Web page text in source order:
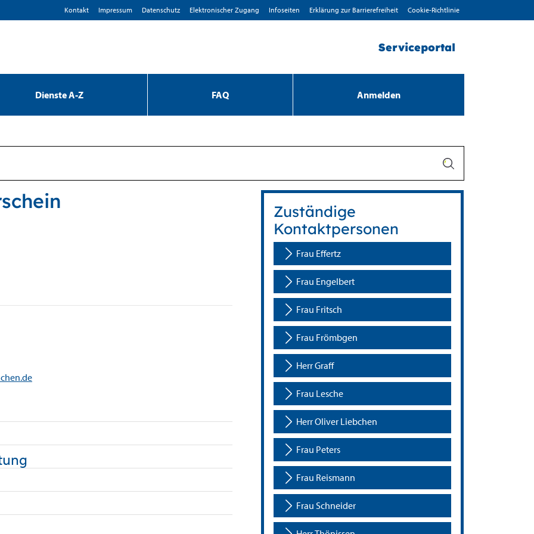
Kontakt Impressum D­atenschutz Elektronischer Zugang Infoseiten Erklärung zur Barrierefreiheit Cookie-Richtlinie
Serviceportal
Dienste A-Z FAQ Anmelden
Zuständige
Kontaktpersonen
Frau Effertz
Frau Engelbert
Frau Fritsch
Frau Frömbgen
Herr Graff
Frau Lesche
Herr Oliver Liebchen
Frau Peters
Frau Reismann
Frau Schneider